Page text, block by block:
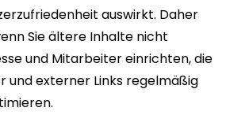
auswirkt. Daher
Sie ältere Inhalte nicht
und Mitarbeiter einrichten, die
und externer Links regelmäßig